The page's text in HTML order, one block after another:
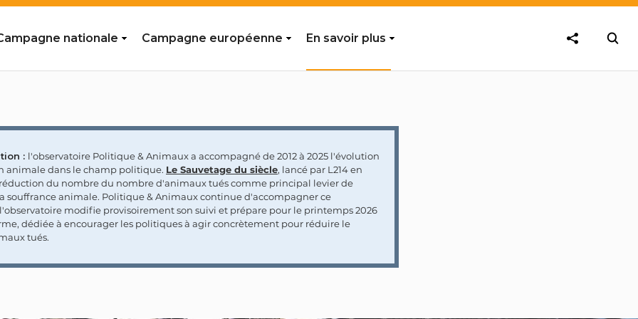
nationale Campagne européenne En savoir plus
: l'observatoire Politique & Animaux a accompagné de 2012 à 2025 l'évolution
animale dans le champ politique. Le Sauvetage du siècle, lancé par L214 en
réduction du nombre du nombre d'animaux tués comme principal levier de
souffrance animale. Politique & Animaux continue d'accompagner ce
modifie provisoirement son suivi et prépare pour le printemps 2026
dédiée à encourager les politiques à agir concrètement pour réduire le
tués.